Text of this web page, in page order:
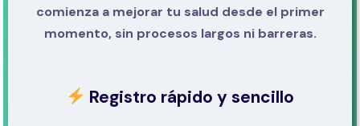
comienza a mejorar tu salud desde el primer
momento, sin procesos largos ni barreras.
Registro rápido y sencillo